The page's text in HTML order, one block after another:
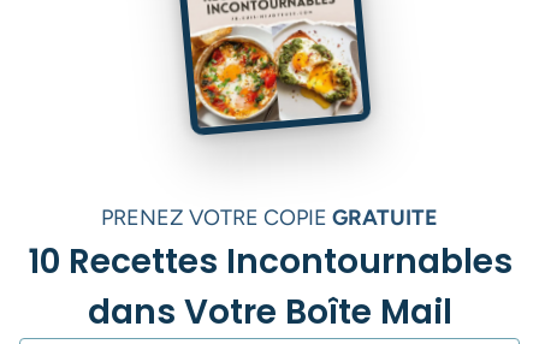
PRENEZ VOTRE COPIE GRATUITE
10 Recettes Incontournables
dans Votre Boîte Mail